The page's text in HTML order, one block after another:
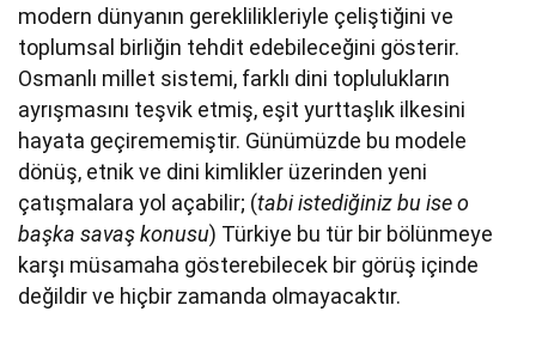
modern dünyanın gereklilikleriyle çeliştiğini ve
toplumsal birliğin tehdit edebileceğini gösterir.
Osmanlı millet sistemi, farklı dini toplulukların
ayrışmasını teşvik etmiş, eşit yurttaşlık ilkesini
hayata geçirememiştir. Günümüzde bu modele
dönüş, etnik ve dini kimlikler üzerinden yeni
çatışmalara yol açabilir; (tabi istediğiniz bu ise o
başka savaş konusu) Türkiye bu tür bir bölünmeye
karşı müsamaha gösterebilecek bir görüş içinde
değildir ve hiçbir zamanda olmayacaktır.